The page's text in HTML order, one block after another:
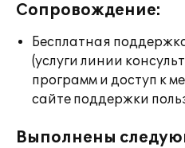
Сопровождение:
Бесплатная
(услуги линии
программ и доступ к
сайте поддержки
Выполнены